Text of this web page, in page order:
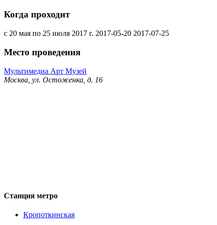
Когда проходит
с 20 мая по 25 июля 2017 г. 2017-05-20 2017-07-25
Место проведения
Мультимедиа Арт Музей
Москва, ул. Остоженка, д. 16
Станция метро
Кропоткинская